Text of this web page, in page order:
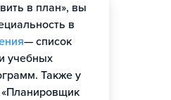
в план», вы
в
— список
учебных
Также у
«Планировщик